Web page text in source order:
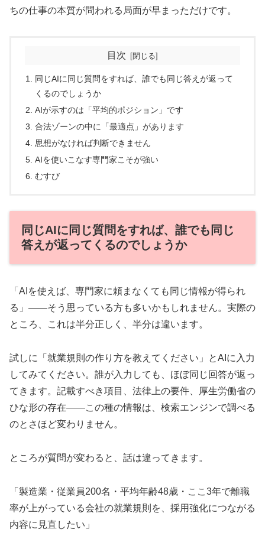
ちの仕事の本質が問われる局面が早まっただけです。
目次
同じAIに同じ質問をすれば、誰でも同じ答えが返って
くるのでしょうか
AIが示すのは「平均的ポジション」です
合法ゾーンの中に「最適点」があります
思想がなければ判断できません
AIを使いこなす専門家こそが強い
むすび
同じAIに同じ質問をすれば、誰でも同じ
答えが返ってくるのでしょうか
「AIを使えば、専門家に頼まなくても同じ情報が得られ
る」——そう思っている方も多いかもしれません。実際の
ところ、これは半分正しく、半分は違います。
試しに「就業規則の作り方を教えてください」とAIに入力
してみてください。誰が入力しても、ほぼ同じ回答が返っ
てきます。記載すべき項目、法律上の要件、厚生労働省の
ひな形の存在——この種の情報は、検索エンジンで調べる
のとさほど変わりません。
ところが質問が変わると、話は違ってきます。
「製造業・従業員200名・平均年齢48歳・ここ3年で離職
率が上がっている会社の就業規則を、採用強化につながる
内容に見直したい」